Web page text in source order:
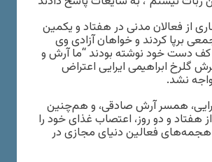
از فعالان مدنی در هفتاد و یکمین
برپا کردند و خواهان آزادی وی
کف دست خود نوشته بودند “ما آرش و
ابراهیمی ایرایی اعتراض
نشد.
همسر آرش صادقی، و هم‌چنین
و دو روز، اعتصاب غذای خود را
فعالین دنیای مجازی در